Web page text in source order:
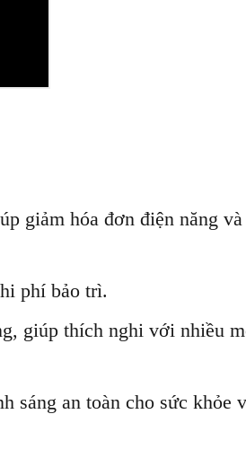
giảm hóa đơn điện năng
phí bảo trì.
giúp thích nghi với nhiều
sáng an toàn cho sức khỏe